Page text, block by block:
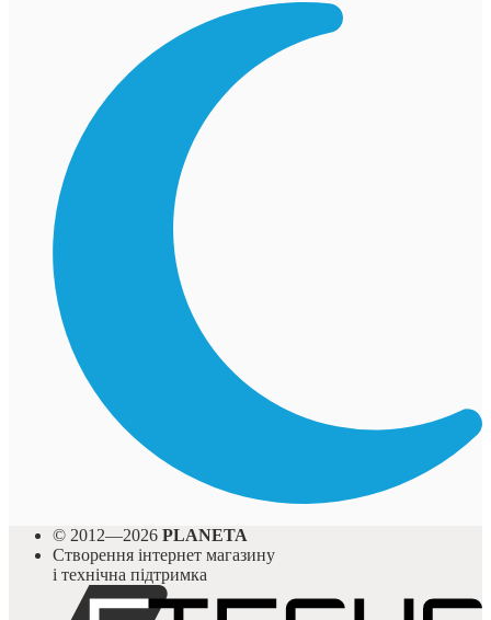
© 2012—2026 PLANETA
Створення інтернет магазину
і технічна підтримка